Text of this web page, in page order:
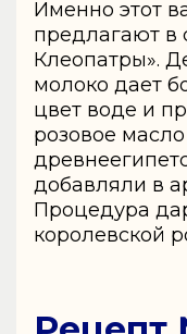
Именно этот
предлагают в
Клеопатры».
молоко дает
цвет воде и
розовое
добавляли в
Процедура
королевской